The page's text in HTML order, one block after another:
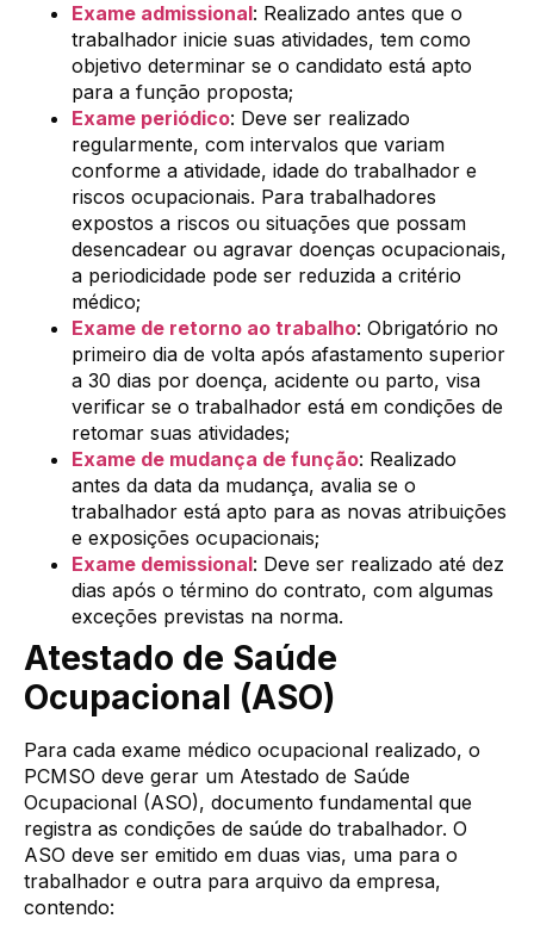
Exame admissional: Realizado antes que o
trabalhador inicie suas atividades, tem como
objetivo determinar se o candidato está apto
para a função proposta;
Exame periódico: Deve ser realizado
regularmente, com intervalos que variam
conforme a atividade, idade do trabalhador e
riscos ocupacionais. Para trabalhadores
expostos a riscos ou situações que possam
desencadear ou agravar doenças ocupacionais,
a periodicidade pode ser reduzida a critério
médico;
Exame de retorno ao trabalho: Obrigatório no
primeiro dia de volta após afastamento superior
a 30 dias por doença, acidente ou parto, visa
verificar se o trabalhador está em condições de
retomar suas atividades;
Exame de mudança de função: Realizado
antes da data da mudança, avalia se o
trabalhador está apto para as novas atribuições
e exposições ocupacionais;
Exame demissional: Deve ser realizado até dez
dias após o término do contrato, com algumas
exceções previstas na norma.
Atestado de Saúde
Ocupacional (ASO)
Para cada exame médico ocupacional realizado, o
PCMSO deve gerar um Atestado de Saúde
Ocupacional (ASO), documento fundamental que
registra as condições de saúde do trabalhador. O
ASO deve ser emitido em duas vias, uma para o
trabalhador e outra para arquivo da empresa,
contendo: